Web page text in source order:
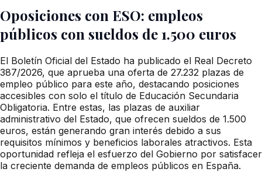
Oposiciones con ESO: empleos
públicos con sueldos de 1.500 euros
El Boletín Oficial del Estado ha publicado el Real Decreto
387/2026, que aprueba una oferta de 27.232 plazas de
empleo público para este año, destacando posiciones
accesibles con solo el título de Educación Secundaria
Obligatoria. Entre estas, las plazas de auxiliar
administrativo del Estado, que ofrecen sueldos de 1.500
euros, están generando gran interés debido a sus
requisitos mínimos y beneficios laborales atractivos. Esta
oportunidad refleja el esfuerzo del Gobierno por satisfacer
la creciente demanda de empleos públicos en España.